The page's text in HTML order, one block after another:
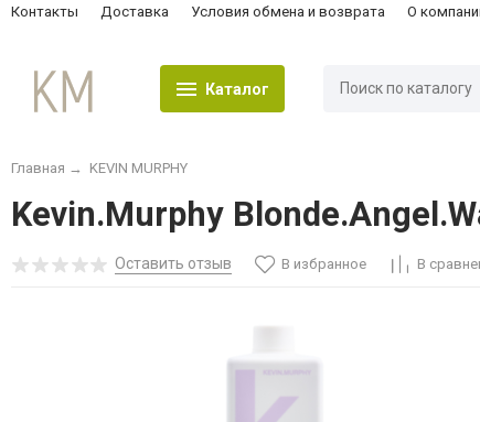
Контакты Доставка Условия обмена и возврата О
Каталог
Главная → KEVIN MURPHY
Kevin.Murphy
Оставить отзыв В избранное В